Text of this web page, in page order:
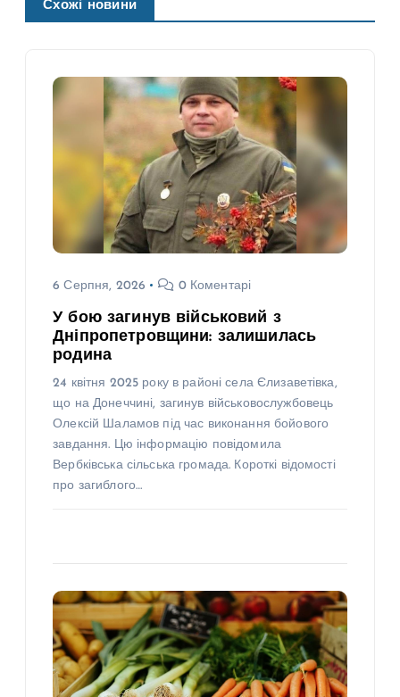
Схожі новини
6 Серпня, 2026 0 Коментарі
У бою загинув військовий з
Дніпропетровщини: залишилась
родина
24 квітня 2025 року в районі села Єлизаветівка,
що на Донеччині, загинув військовослужбовець
Олексій Шаламов під час виконання бойового
завдання. Цю інформацію повідомила
Вербківська сільська громада. Короткі відомості
про загиблого…